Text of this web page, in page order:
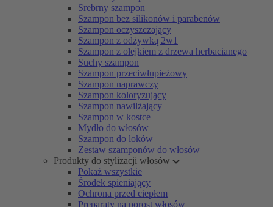
Srebrny szampon
Szampon bez silikonów i parabenów
Szampon oczyszczający
Szampon z odżywką 2w1
Szampon z olejkiem z drzewa herbacianego
Suchy szampon
Szampon przeciwłupieżowy
Szampon naprawczy
Szampon koloryzujący
Szampon nawilżający
Szampon w kostce
Mydło do włosów
Szampon do loków
Zestaw szamponów do włosów
Produkty do stylizacji włosów
Pokaż wszystkie
Środek spieniający
Ochrona przed ciepłem
Preparaty na porost włosów